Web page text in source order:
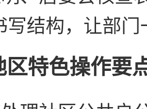
写结构，让部门
区特色操作要